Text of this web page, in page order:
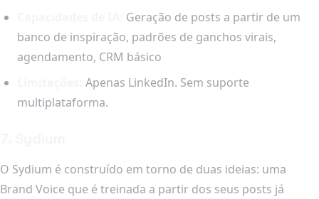
Geração de posts a partir de um
banco de inspiração, padrões de ganchos virais,
agendamento, CRM básico
Apenas LinkedIn. Sem suporte
multiplataforma.
O Sydium é construído em torno de duas ideias: uma
Brand Voice que é treinada a partir dos seus posts já